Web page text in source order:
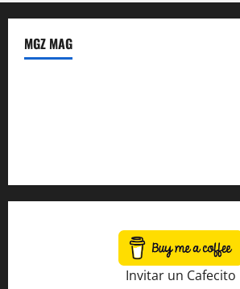
MGZ MAG
Invitar un Cafecito